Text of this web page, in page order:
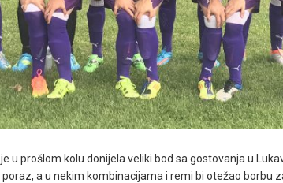
u prošlom kolu donijela veliki bod sa gostovanja u
a u nekim kombinacijama i remi bi otežao borbu